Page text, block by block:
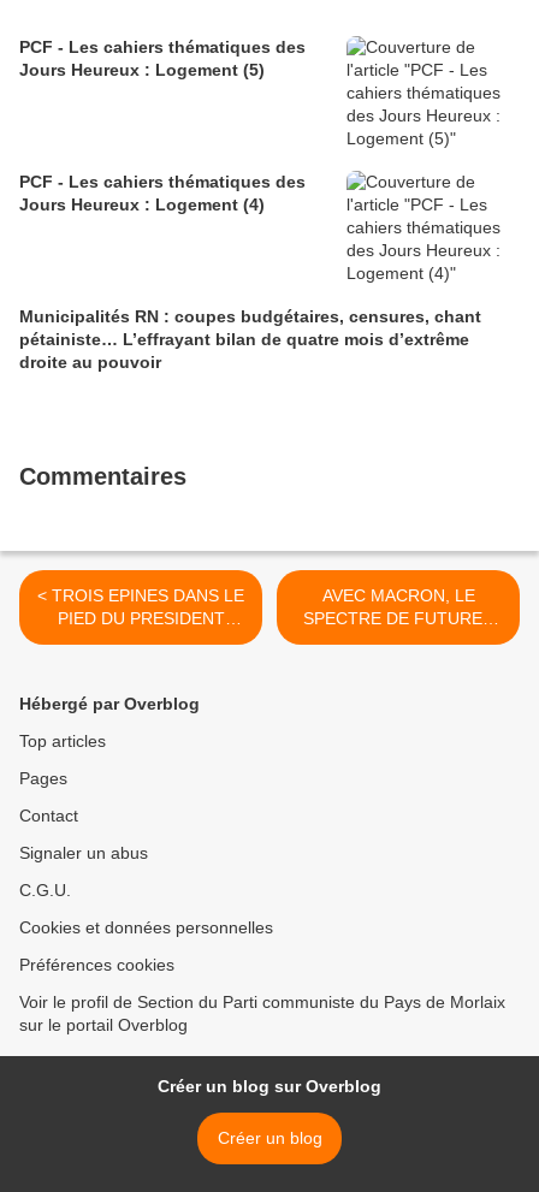
PCF - Les cahiers thématiques des
Jours Heureux : Logement (5)
PCF - Les cahiers thématiques des
Jours Heureux : Logement (4)
Municipalités RN : coupes budgétaires, censures, chant
pétainiste… L’effrayant bilan de quatre mois d’extrême
droite au pouvoir
Commentaires
< TROIS EPINES DANS LE
PIED DU PRESIDENT
(MEDIAPART - 25 AOUT
AVEC MACRON, LE
SPECTRE DE FUTURES
PRIVATISATIONS
Hébergé par Overblog
Top articles
Pages
Contact
Signaler un abus
C.G.U.
Cookies et données personnelles
Préférences cookies
Voir le profil de Section du Parti communiste du Pays de Morlaix
sur le portail Overblog
Créer un blog sur Overblog
Créer un blog